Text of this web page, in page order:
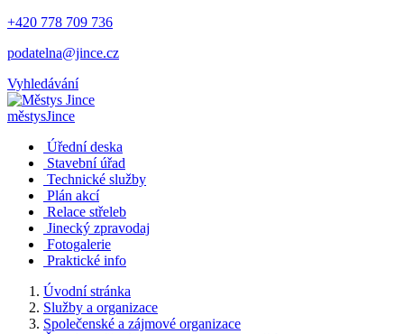
+420 778 709 736
podatelna@jince.cz
Vyhledávání
městysJince
Úřední deska
Stavební úřad
Technické služby
Plán akcí
Relace střeleb
Jinecký zpravodaj
Fotogalerie
Praktické info
Úvodní stránka
Služby a organizace
Společenské a zájmové organizace